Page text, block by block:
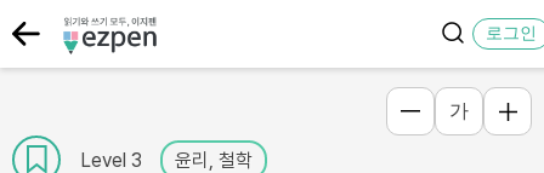
로그인
Level 3 윤리, 철학
가